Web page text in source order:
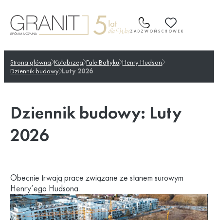
do
treści
ZADZWOŃ SCHOWEK
Strona główna Kołobrzeg Fale Bałtyku Henry Hudson
Dziennik budowy Luty 2026
Dziennik budowy: Luty
2026
Obecnie trwają prace związane ze stanem surowym
Henry’ego Hudsona.